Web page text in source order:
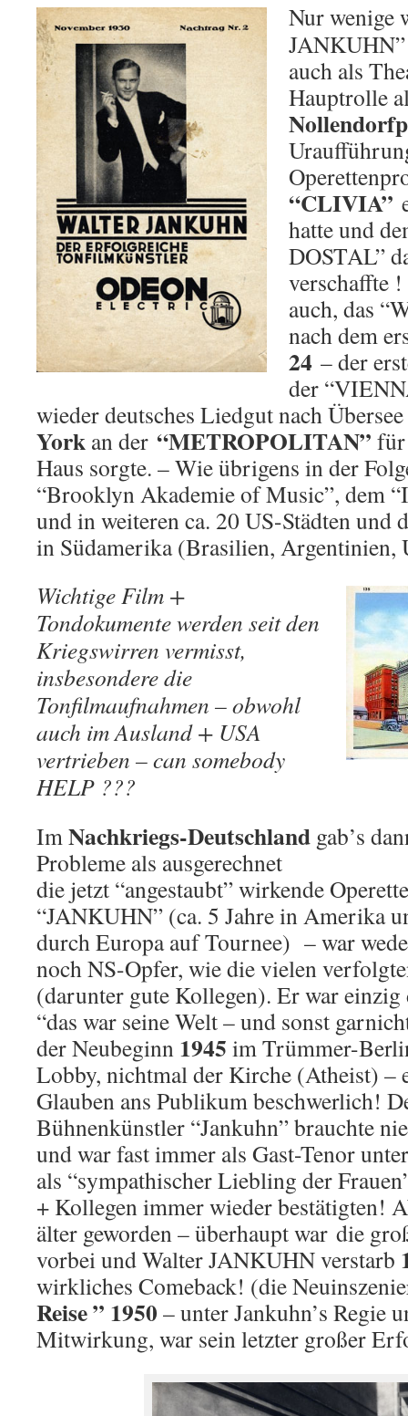
Nur wenige
auch als
Hauptrolle
“CLIVIA”
hatte und
DOSTAL”
verschaffte
auch, das
nach dem
24 – der
der
wieder deutsches Liedgut nach
York an der “METROPOLITAN” für
Haus sorgte. – Wie übrigens in der
“Brooklyn Akademie of Music”, dem
und in weiteren ca. 20 US-Städten und
in Südamerika (Brasilien, Argentinien,
Wichtige Film +
Tondokumente werden seit den
Kriegswirren vermisst,
insbesondere die
Tonfilmaufnahmen – obwohl
auch im Ausland + USA
vertrieben – can somebody
HELP ???
ImNachkriegs-Deutschland gab’s
Probleme als ausgerechnet
die jetzt “angestaubt” wirkende
“JANKUHN” (ca. 5 Jahre in Amerika
durch Europa auf Tournee) – war
noch NS-Opfer, wie die vielen
(darunter gute Kollegen). Er war
“das war seine Welt – und sonst
der Neubeginn 1945 im Trümmer-
Lobby, nichtmal der Kirche (Atheist) –
Glauben ans Publikum beschwerlich!
Bühnenkünstler “Jankuhn” brauchte
und war fast immer als Gast-Tenor
als “sympathischer Liebling der
+ Kollegen immer wieder bestätigten!
älter geworden – überhaupt war die
vorbei und Walter JANKUHN verstarb
wirkliches Comeback! (die
Reise ” 1950 – unter Jankuhn’s Regie
Mitwirkung, war sein letzter großer